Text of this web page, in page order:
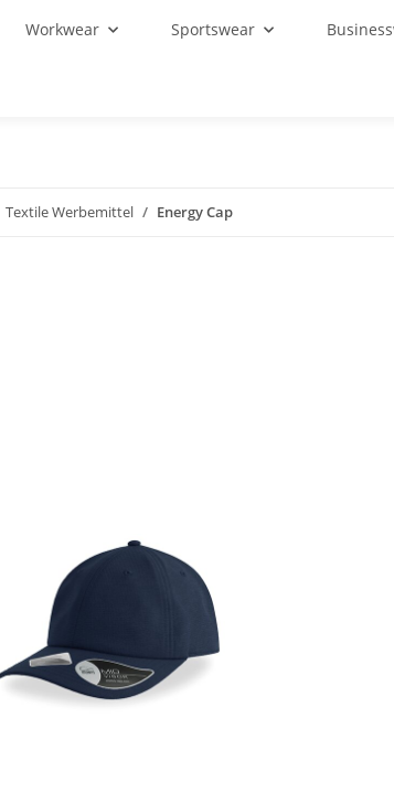
Workwear Sportswear
Textile Werbemittel Energy Cap